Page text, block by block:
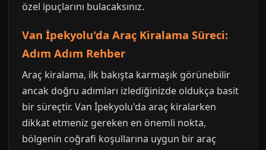
özel ipuçlarını bulacaksınız.
Van İpekyolu'da Araç Kiralama Süreci:
Adım Adım Rehber
Araç kiralama, ilk bakışta karmaşık görünebilir
ancak doğru adımları izlediğinizde oldukça basit
bir süreçtir. Van İpekyolu'da araç kiralarken
dikkat etmeniz gereken en önemli nokta,
bölgenin coğrafi koşullarına uygun bir araç